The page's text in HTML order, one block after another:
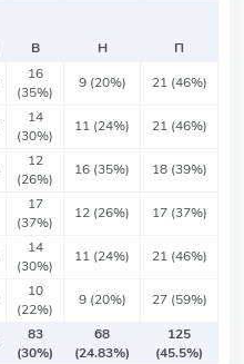
В Н
П
16
(35%)
9 (20%) 21 (46%)
14
(30%)
11 (24%) 21 (46%)
12
(26%)
16 (35%) 18 (39%)
17
(37%)
12 (26%) 17 (37%)
14
(30%)
11 (24%) 21 (46%)
10
(22%)
9 (20%) 27 (59%)
83
(30%)
68
(24.83%)
125
(45.5%)